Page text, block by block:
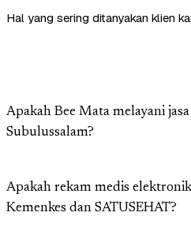
Hal yang sering ditanyakan klien
Apakah Bee Mata melayani
Subulussalam?
Apakah rekam medis
Kemenkes dan SATUSEHAT?